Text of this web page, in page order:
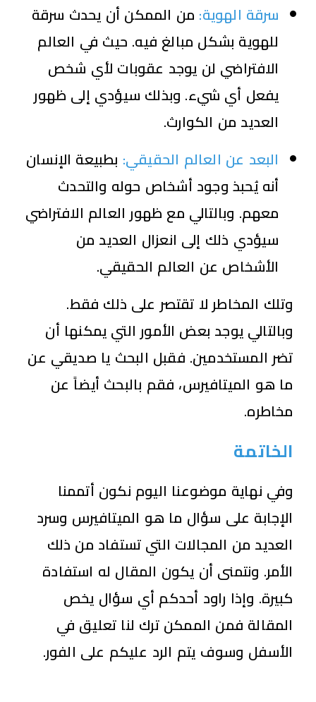
سرقة الهوية: من الممكن أن يحدث سرقة
للهوية بشكل مبالغ فيه. حيث في العالم
الافتراضي لن يوجد عقوبات لأي شخص
يفعل أي شيء. وبذلك سيؤدي إلى ظهور
العديد من الكوارث.
البعد عن العالم الحقيقي: بطبيعة الإنسان
أنه يُحبذ وجود أشخاص حوله والتحدث
معهم. وبالتالي مع ظهور العالم الافتراضي
سيؤدي ذلك إلى انعزال العديد من
الأشخاص عن العالم الحقيقي.
وتلك المخاطر لا تقتصر على ذلك فقط.
وبالتالي يوجد بعض الأمور التي يمكنها أن
تضر المستخدمين. فقبل البحث يا صديقي عن
ما هو الميتافيرس، فقم بالبحث أيضاً عن
مخاطره.
الخاتمة
وفي نهاية موضوعنا اليوم نكون أتممنا
الإجابة على سؤال ما هو الميتافيرس وسرد
العديد من المجالات التي تستفاد من ذلك
الأمر. ونتمنى أن يكون المقال له استفادة
كبيرة. وإذا راود أحدكم أي سؤال يخص
المقالة فمن الممكن ترك لنا تعليق في
الأسفل وسوف يتم الرد عليكم على الفور.